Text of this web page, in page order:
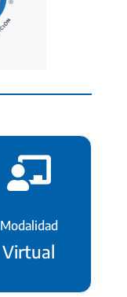

Modalidad
Virtual